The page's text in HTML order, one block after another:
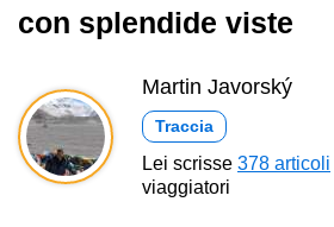
con splendide viste
Martin Javorský
Traccia
Lei scrisse 378 articoli
viaggiatori